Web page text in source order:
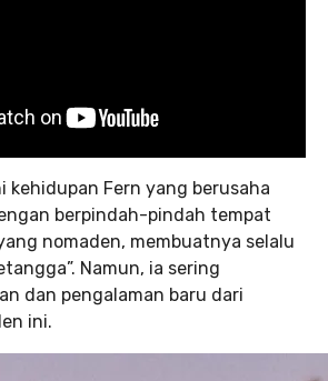
kehidupan Fern yang berusaha
berpindah-pindah tempat
nomaden, membuatnya selalu
Namun, ia sering
dan pengalaman baru dari
ini.